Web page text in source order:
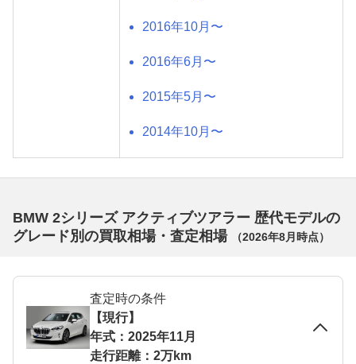
2016年10月〜
2016年6月〜
2015年5月〜
2014年10月〜
BMW 2シリーズ アクティブツアラー 歴代モデルの
グレード別の買取相場・査定相場
（2026年8月 時点）
査定時の条件
【現行】
年式：2025年11月
走行距離：2万km